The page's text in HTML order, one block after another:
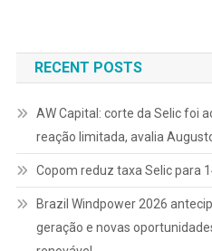
Post
RECENT POSTS
AW Capital: corte da Selic foi
reação limitada, avalia
Copom reduz taxa Selic para
Brazil Windpower 2026
geração e novas